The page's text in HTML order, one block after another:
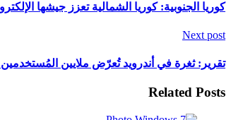
كوريا الجنوبية: كوريا الشمالية تعزز جيشها الإلكتروني إلى
Next post
تقرير: ثغرة في أندرويد تُعرّض ملايين
Related Posts